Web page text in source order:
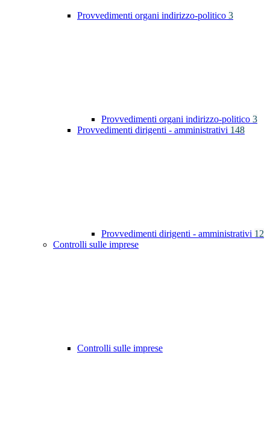
Provvedimenti organi indirizzo-politico 3
Provvedimenti organi indirizzo-politico 3
Provvedimenti dirigenti - amministrativi 148
Provvedimenti dirigenti - amministrativi 12
Controlli sulle imprese
Controlli sulle imprese